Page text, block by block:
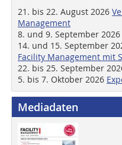
21. bis 22. August 2026
Management
8. und 9. September 2026
14. und 15. September
Facility Management mit
22. bis 25. September
5. bis 7. Oktober 2026
Mediadaten